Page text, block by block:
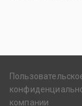
компании